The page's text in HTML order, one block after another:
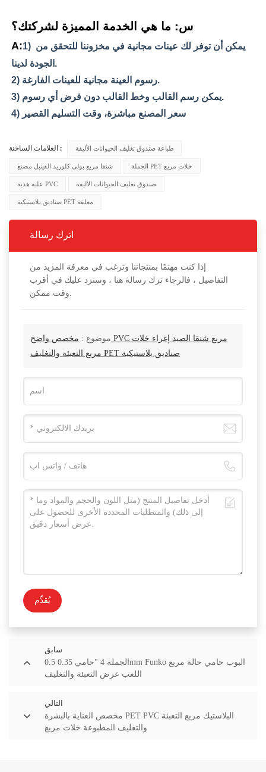
س: ما هي الخدمة المميزة لشركتك؟
A:1) يمكن أن توفر لك عينات مجانية في مخزوننا للتحقق من
الجودة لدينا.
2) رسوم العينة مجانية للعينات الفارغة.
3) يمكن رسم القالب وخط القالب دون فرض أي رسوم.
4) سعر المصنع مباشرة، وقت التسليم القصير
العلامات الساخنة : طباعة صندوق تغليف الحيوانات الأليفة
شنقا مربع بولي كلوريد الفينيل مصنع الجملة PET خلات مربع
علبة هدية PVC صندوق تغليف الحيوانات الأليفة
صناديق بلاستيكية PET معلقة
اترك رسالة
إذا كنت مهتمًا بمنتجاتنا وترغب في معرفة المزيد من
التفاصيل ، فالرجاء ترك رسالة هنا ، وسنرد عليك في أقرب
وقت ممكن.
موضوع : مخصص واضح PVC مربع شنقا الصيد إغراء خلات
مربع التعبئة والتغليف PET صناديق بلاستيكية
يُقدِّم
سابق
الجملة 4 "حامي 0.35 0.5mm Funko البوب حامي حالة مربع
اللعب عرض التعبئة والتغليف
التالي
مخصص العناية بالبشرة PET PVC البلاستيك مربع التعبئة
والتغليف المطبوعة خلات مربع